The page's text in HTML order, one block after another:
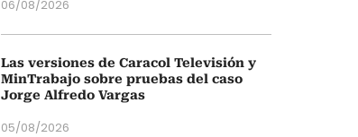
06/08/2026
Las versiones de Caracol Televisión y
MinTrabajo sobre pruebas del caso
Jorge Alfredo Vargas
05/08/2026